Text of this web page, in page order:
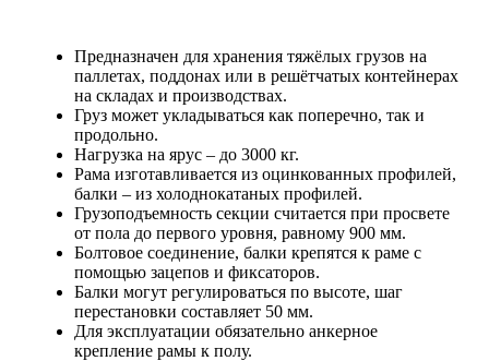
Предназначен для хранения тяжёлых грузов на
паллетах, поддонах или в решётчатых контейнерах
на складах и производствах.
Груз может укладываться как поперечно, так и
продольно.
Нагрузка на ярус – до 3000 кг.
Рама изготавливается из оцинкованных профилей,
балки – из холоднокатаных профилей.
Грузоподъемность секции считается при просвете
от пола до первого уровня, равному 900 мм.
Болтовое соединение, балки крепятся к раме с
помощью зацепов и фиксаторов.
Балки могут регулироваться по высоте, шаг
перестановки составляет 50 мм.
Для эксплуатации обязательно анкерное
крепление рамы к полу.